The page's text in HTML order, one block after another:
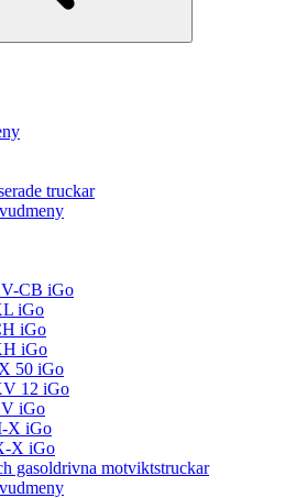
truckar
CB iGo
iGo
iGo
iGo
50 iGo
12 iGo
iGo
X iGo
X iGo
gasoldrivna motviktstruckar